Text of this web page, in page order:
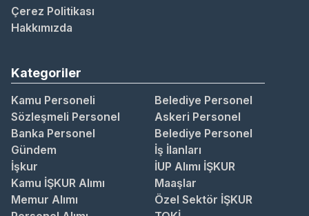
Çerez Politikası
Hakkımızda
Kategoriler
Kamu Personeli
Belediye Personel
Sözleşmeli Personel
Askeri Personel
Banka Personel
Belediye Personel
Gündem
İş İlanları
İşkur
İUP Alımı İŞKUR
Kamu İŞKUR Alımı
Maaşlar
Memur Alımı
Özel Sektör İŞKUR